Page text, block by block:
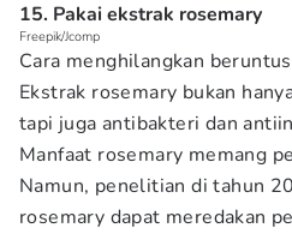
15. Pakai ekstrak rosemary
Freepik/Jcomp
Cara menghilangkan
Ekstrak rosemary bukan
tapi juga antibakteri dan
Manfaat rosemary memang
Namun, penelitian di tahun
rosemary dapat meredakan